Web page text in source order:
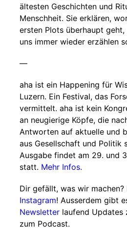
ältesten Geschichten und
Menschheit. Sie erklären,
ersten Plots überhaupt
uns immer wieder erzählen
—
aha ist ein Happening für
Luzern. Ein Festival, das
vermittelt. aha ist kein
an neugierige Köpfe, die
Antworten auf aktuelle und
aus Gesellschaft und Politik
Ausgabe findet am 29. und
statt. Mehr Infos.
Dir gefällt, was wir machen?
Instagram! Ausserdem gibt
Newsletter laufend Updates
zum Podcast.